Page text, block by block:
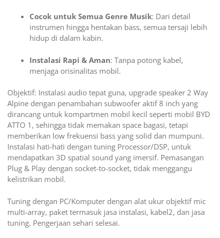
Cocok untuk Semua Genre Musik: Dari detail
instrumen hingga hentakan bass, semua tersaji lebih
hidup di dalam kabin.
Instalasi Rapi & Aman: Tanpa potong kabel,
menjaga orisinalitas mobil.
Objektif: Instalasi audio tepat guna, upgrade speaker 2 Way
Alpine dengan penambahan subwoofer aktif 8 inch yang
dirancang untuk kompartmen mobil kecil seperti mobil BYD
ATTO 1, sehingga tidak memakan space bagasi, tetapi
memberikan low frekuensi bass yang solid dan mumpuni.
Instalasi hati-hati dengan tuning Processor/DSP, untuk
mendapatkan 3D spatial sound yang imersif. Pemasangan
Plug & Play dengan socket-to-socket, tidak menggangu
kelistrikan mobil.
Tuning dengan PC/Komputer dengan alat ukur objektif mic
multi-array, paket termasuk jasa instalasi, kabel2, dan jasa
tuning. Pengerjaan sehari selesai.